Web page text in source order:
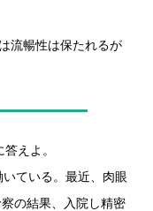
暢性は保たれるが
えよ。
ている。最近、肉眼
の結果、入院し精密